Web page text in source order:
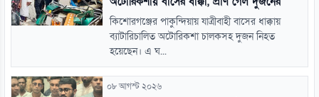
কিশোরগঞ্জের পাকুন্দিয়ায় যাত্রীবাহী বাসের ধাক্কায়
ব্যাটারিচালিত অটোরিকশা চালকসহ দুজন নিহত
হয়েছেন। এ ঘ...
০৮ আগস্ট ২০২৬